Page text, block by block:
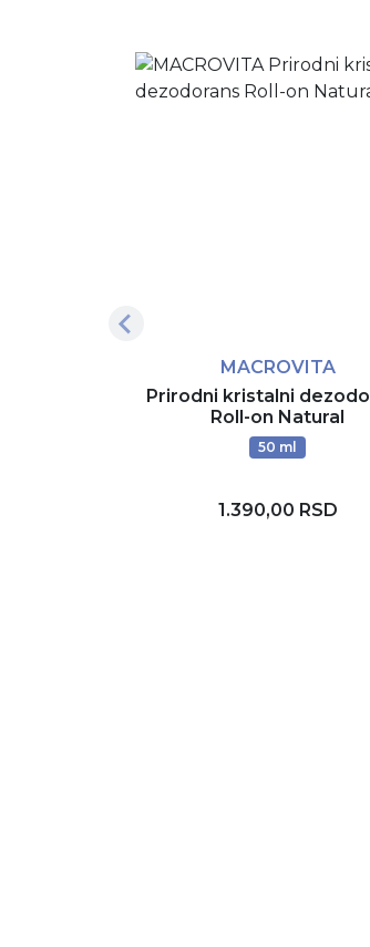
MACROVITA
Prirodni kristalni
Roll-on Natural
50 ml
1.390,00 RSD